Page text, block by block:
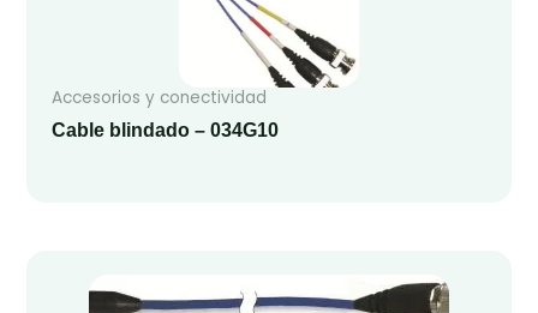
Accesorios y conectividad
Cable blindado – 034G10